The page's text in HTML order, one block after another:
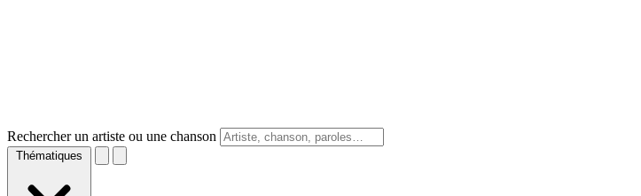
Rechercher un artiste ou une chanson
Thématiques